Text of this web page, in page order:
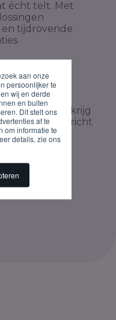
aan onze
persoonlijker te
wij en derde
en buiten
Dit stelt ons
af te
om informatie te
details, zie ons
écht telt. Met
tijdrovende
motivatie en krijg
sollicitatie bericht
naar wat jou
key!